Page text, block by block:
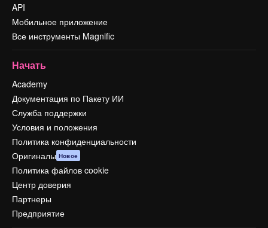
API
Мобильное приложение
Все инструменты Magnific
Начать
Academy
Документация по Пакету ИИ
Служба поддержки
Условия и положения
Политика конфиденциальности
Оригиналы Новое
Политика файлов cookie
Центр доверия
Партнеры
Предприятие